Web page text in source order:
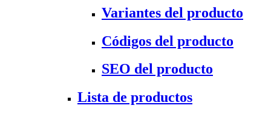
Variantes del producto
Códigos del producto
SEO del producto
Lista de productos